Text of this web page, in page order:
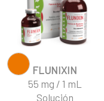
FLUNIXIN
55 mg / 1 mL
Solución